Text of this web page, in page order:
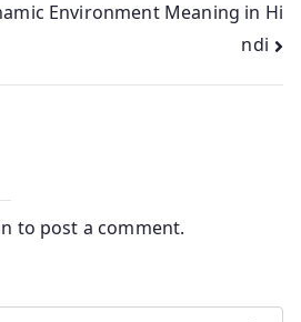
Environment Meaning in Hi
ndi
to post a comment.